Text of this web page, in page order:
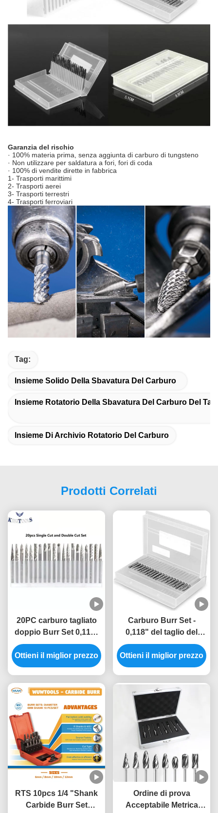
Garanzia del rischio
· 100% materia prima, senza aggiunta di carburo di tungsteno
· Non utilizzare per saldatura a fori, fori di coda
· 100% di vendite dirette in fabbrica
1- Trasporti marittimi
2- Trasporti aerei
3- Trasporti terrestri
4- Trasporti ferroviari
Tag:
Insieme Solido Della Sbavatura Del Carburo
Insieme Rotatorio Della Sbavatura Del Carburo Del
Insieme Di Archivio Rotatorio Del Carburo
Prodotti Correlati
20PC carburo tagliato
doppio Burr Set 0,118"
stinco (di 3mm), pezzi
rotatori dello strumento
che tagliano le
Ottieni il miglior prezzo
Carburo Burr Set -
0,118" del taglio del
doppio 20PC stinco (di
3mm), strumento
rotatorio che taglia le
Ottieni il miglior prezzo
RTS 10pcs 1/4 "Shank
Carbide Burr Set
Ordine di prova
Acceptabile Metrica